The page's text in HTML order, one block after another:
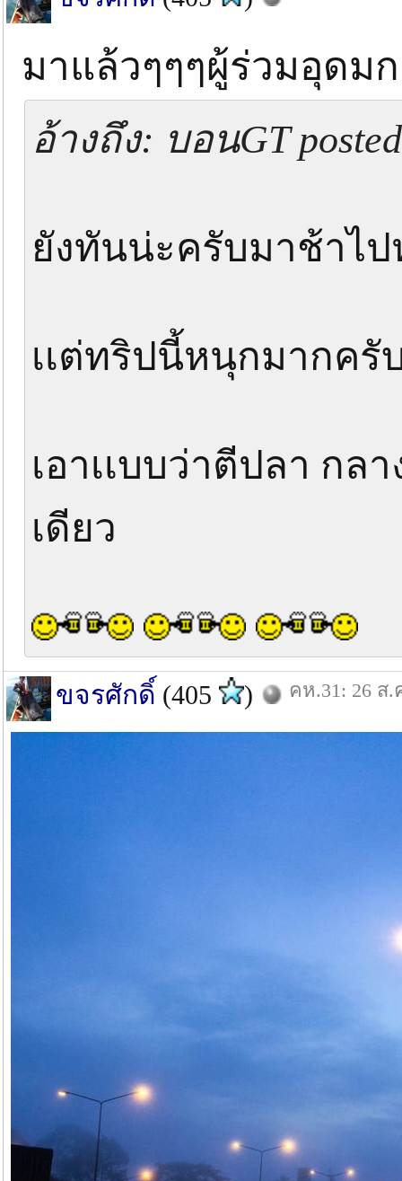
มาแล้วๆๆๆผู้ร่วมอุดม
อ้างถึง: บอนGT
ยังทันน่ะครับมาช้าไ
เเต่ทริปนี้หนุกมากครั
เอาเเบบว่าตีปลา กล
เดียว
ขจรศักดิ์ (405 ) คห.31: 26 ส.